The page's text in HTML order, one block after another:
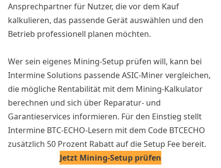
Ansprechpartner für Nutzer, die vor dem Kauf
kalkulieren, das passende Gerät auswählen und den
Betrieb professionell planen möchten.
Wer sein eigenes Mining-Setup prüfen will, kann bei
Intermine Solutions passende ASIC-Miner vergleichen,
die mögliche Rentabilität mit dem Mining-Kalkulator
berechnen und sich über Reparatur- und
Garantieservices informieren. Für den Einstieg stellt
Intermine BTC-ECHO-Lesern mit dem Code BTCECHO
zusätzlich 50 Prozent Rabatt auf die Setup Fee bereit.
Jetzt Mining-Setup prüfen